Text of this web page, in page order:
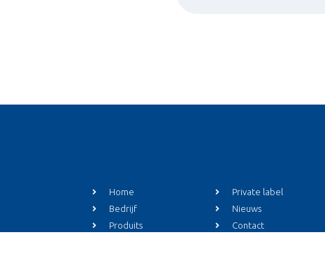
Home
Bedrijf
Produits
Private label
Nieuws
Contact